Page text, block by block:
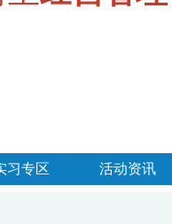
习专区 活动资讯